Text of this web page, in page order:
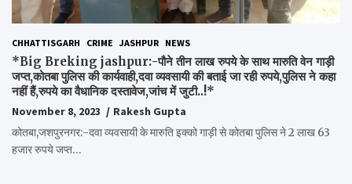
CHHATTISGARH CRIME JASHPUR NEWS
*Big Breking jashpur:-पौने तीन लाख रुपये के साथ मारुति वेन गाड़ी
जप्त,कोतबा पुलिस की कार्यवाही,दवा व्यवसायी की बताई जा रही रुपये,पुलिस ने कहा
नहीं हैं,रुपये का वैधानिक दस्तावेज,जांच में जुटी..!*
November 8, 2023
Rakesh Gupta
कोतबा,जशपुरनगर:-दवा व्यवसायी के मारुति इक्को गाड़ी से कोतबा पुलिस ने 2 लाख 63
हजार रुपये जप्त…